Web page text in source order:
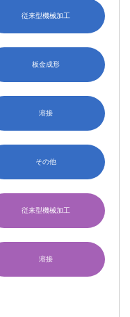
従来型機械加工
板金成形
溶接
その他
従来型機械加工
溶接